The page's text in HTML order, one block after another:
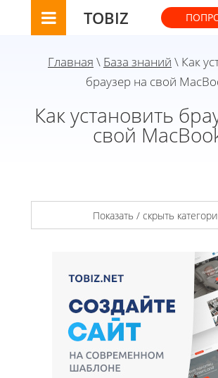
TOBIZ
Главная \ База знаний \ Как
браузер на свой
Как установить
свой
Показать / скрыть